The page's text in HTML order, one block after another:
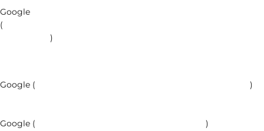
Google
(
)
Google ( )
Google ( )